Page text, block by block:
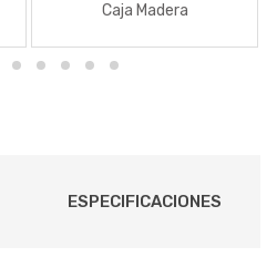
Caja Madera
ESPECIFICACIONES